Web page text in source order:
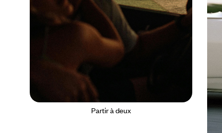
Partir à deux